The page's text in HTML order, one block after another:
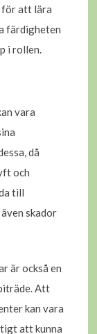
för att lära
färdigheten
i rollen.
vara
då
och
till
skador
är också en
Att
kan vara
att kunna